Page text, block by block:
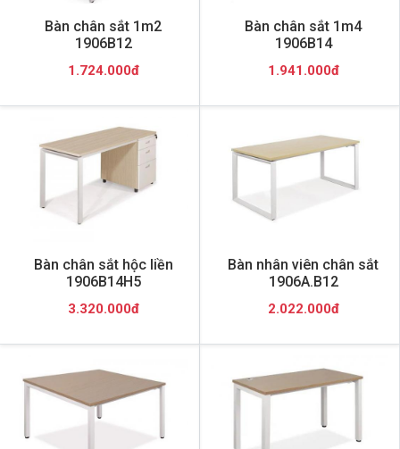
Bàn chân sắt 1m2
1906B12
1.724.000đ
Bàn chân sắt 1m4
1906B14
1.941.000đ
Bàn chân sắt hộc liền
1906B14H5
3.320.000đ
Bàn nhân viên chân sắt
1906A.B12
2.022.000đ